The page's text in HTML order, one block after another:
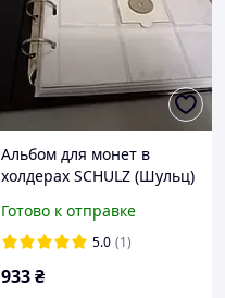
Альбом для монет в
холдерах SCHULZ (Шульц)
Готово к отправке
5.0 (1)
933₴